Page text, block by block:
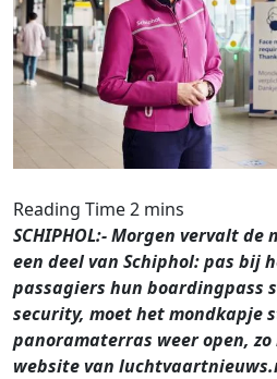
SCHIPHOL:- Morgen vervalt
een deel van Schiphol: pas bij
passagiers hun boardingpass
security, moet het mondkapje
panoramaterras weer open,
website van